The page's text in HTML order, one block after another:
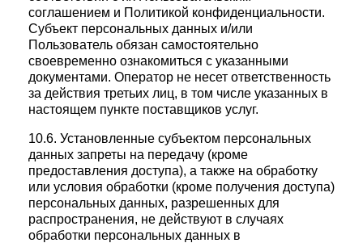
соглашением и Политикой конфиденциальности.
Субъект персональных данных и/или
Пользователь обязан самостоятельно
своевременно ознакомиться с указанными
документами. Оператор не несет ответственность
за действия третьих лиц, в том числе указанных в
настоящем пункте поставщиков услуг.
10.6. Установленные субъектом персональных
данных запреты на передачу (кроме
предоставления доступа), а также на обработку
или условия обработки (кроме получения доступа)
персональных данных, разрешенных для
распространения, не действуют в случаях
обработки персональных данных в